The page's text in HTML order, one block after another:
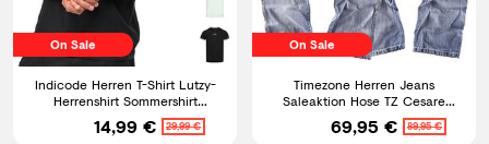
On Sale
Indicode Herren T-Shirt Lutzy-
Herrenshirt Sommershirt
Rundhals Baumwolle Männer
14,99 € 29,99 €
On Sale
Timezone Herren Jeans
Saleaktion Hose TZ Cesare
3630 hellblau Neu Größe
wählbar
69,95 € 89,95 €